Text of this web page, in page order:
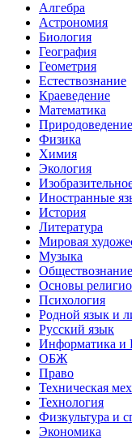
Алгебра
Астрономия
Биология
География
Геометрия
Естествознание
Краеведение
Математика
Природоведение
Физика
Химия
Экология
Иностранные
История
Литература
Мировая
Музыка
Обществознание
Основы
Психология
Родной язык и
Русский язык
Информатика
ОБЖ
Право
Техническая
Технология
Физкультура и
Экономика